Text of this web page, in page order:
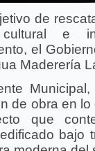
de
cultural e
el
Maderería
de obra en lo
que
bajo